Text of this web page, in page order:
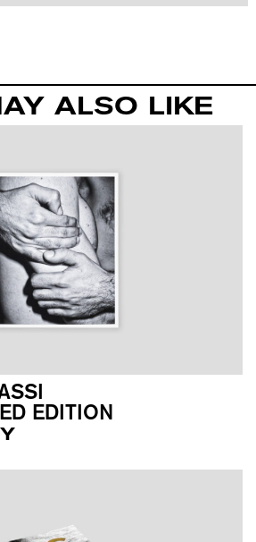
ALSO LIKE
EDITION